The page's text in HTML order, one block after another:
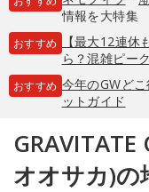
情報を大特集
おすすめ
【最大12連
ら？混雑ピー
おすすめ 今年のGWど
ットガイド
オオサカ)の